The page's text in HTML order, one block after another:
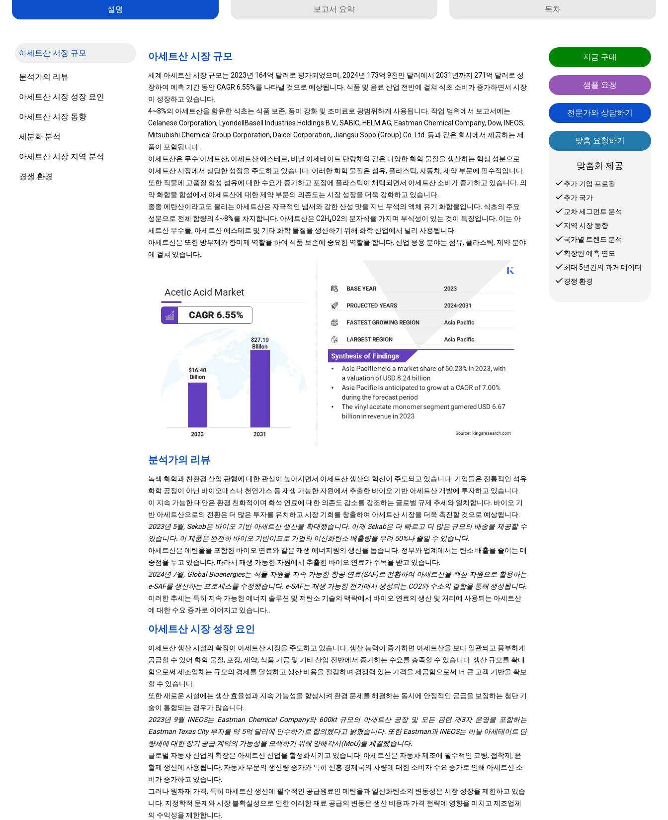
설명 보고서 요약 목차
아세트산 시장 규모
분석가의 리뷰
아세트산 시장 성장 요인
아세트산 시장 동향
세분화 분석
아세트산 시장 지역 분석
경쟁 환경
아세트산 시장 규모
세계 아세트산 시장 규모는 2023년 164억 달러로 평가되었으며, 2024년 173억 9천만 달러에서 2031년까지 271억 달러로 성
장하여 예측 기간 동안 CAGR 6.55%를 나타낼 것으로 예상됩니다. 식품 및 음료 산업 전반에 걸쳐 식초 소비가 증가하면서 시장
이 성장하고 있습니다.
4~8%의 아세트산을 함유한 식초는 식품 보존, 풍미 강화 및 조미료로 광범위하게 사용됩니다. 작업 범위에서 보고서에는
Celanese Corporation, LyondellBasell Industries Holdings B.V., SABIC, HELM AG, Eastman Chemical Company, Dow, INEOS,
Mitsubishi Chemical Group Corporation, Daicel Corporation, Jiangsu Sopo (Group) Co. Ltd. 등과 같은 회사에서 제공하는 제
품이 포함됩니다.
아세트산은 무수 아세트산, 아세트산 에스테르, 비닐 아세테이트 단량체와 같은 다양한 화학 물질을 생산하는 핵심 성분으로
아세트산 시장에서 상당한 성장을 주도하고 있습니다. 이러한 화학 물질은 섬유, 플라스틱, 자동차, 제약 부문에 필수적입니다.
또한 직물에 고품질 합성 섬유에 대한 수요가 증가하고 포장에 플라스틱이 채택되면서 아세트산 소비가 증가하고 있습니다. 의
약 화합물 합성에서 아세트산에 대한 제약 부문의 의존도는 시장 성장을 더욱 강화하고 있습니다.
종종 에탄산이라고도 불리는 아세트산은 자극적인 냄새와 강한 산성 맛을 지닌 무색의 액체 유기 화합물입니다. 식초의 주요
성분으로 전체 함량의 4~8%를 차지합니다. 아세트산은 C2H₄O2의 분자식을 가지며 부식성이 있는 것이 특징입니다. 이는 아
세트산 무수물, 아세트산 에스테르 및 기타 화학 물질을 생산하기 위해 화학 산업에서 널리 사용됩니다.
아세트산은 또한 방부제와 향미제 역할을 하여 식품 보존에 중요한 역할을 합니다. 산업 응용 분야는 섬유, 플라스틱, 제약 분야
에 걸쳐 있습니다.
분석가의 리뷰
녹색 화학과 친환경 산업 관행에 대한 관심이 높아지면서 아세트산 생산의 혁신이 주도되고 있습니다. 기업들은 전통적인 석유
화학 공정이 아닌 바이오매스나 천연가스 등 재생 가능한 자원에서 추출한 바이오 기반 아세트산 개발에 투자하고 있습니다.
이 지속 가능한 대안은 환경 친화적이며 화석 연료에 대한 의존도 감소를 강조하는 글로벌 규제 추세와 일치합니다. 바이오 기
반 아세트산으로의 전환은 더 많은 투자를 유치하고 시장 기회를 창출하여 아세트산 시장을 더욱 촉진할 것으로 예상됩니다.
2023년 5월, Sekab은 바이오 기반 아세트산 생산을 확대했습니다. 이제 Sekab은 더 빠르고 더 많은 규모의 배송을 제공할 수
있습니다. 이 제품은 완전히 바이오 기반이므로 기업의 이산화탄소 배출량을 무려 50%나 줄일 수 있습니다.
아세트산은 에탄올을 포함한 바이오 연료와 같은 재생 에너지원의 생산을 돕습니다. 정부와 업계에서는 탄소 배출을 줄이는 데
중점을 두고 있습니다. 따라서 재생 가능한 자원에서 추출한 바이오 연료가 주목을 받고 있습니다.
2024년 7월, Global Bioenergies는 식물 자원을 지속 가능한 항공 연료(SAF)로 전환하여 아세트산을 핵심 자원으로 활용하는
e-SAF를 생산하는 프로세스를 수정했습니다. e-SAF는 재생 가능한 전기에서 생성되는 CO2와 수소의 결합을 통해 생성됩니다.
이러한 추세는 특히 지속 가능한 에너지 솔루션 및 저탄소 기술의 맥락에서 바이오 연료의 생산 및 처리에 사용되는 아세트산
에 대한 수요 증가로 이어지고 있습니다. .
아세트산 시장 성장 요인
아세트산 생산 시설의 확장이 아세트산 시장을 주도하고 있습니다. 생산 능력이 증가하면 아세트산을 보다 일관되고 풍부하게
공급할 수 있어 화학 물질, 포장, 제약, 식품 가공 및 기타 산업 전반에서 증가하는 수요를 충족할 수 있습니다. 생산 규모를 확대
함으로써 제조업체는 규모의 경제를 달성하고 생산 비용을 절감하며 경쟁력 있는 가격을 제공함으로써 더 큰 고객 기반을 확보
할 수 있습니다.
또한 새로운 시설에는 생산 효율성과 지속 가능성을 향상시켜 환경 문제를 해결하는 동시에 안정적인 공급을 보장하는 첨단 기
술이 통합되는 경우가 많습니다.
2023년 9월 INEOS는 Eastman Chemical Company와 600kt 규모의 아세트산 공장 및 모든 관련 제3자 운영을 포함하는
Eastman Texas City 부지를 약 5억 달러에 인수하기로 합의했다고 밝혔습니다. 또한 Eastman과 INEOS는 비닐 아세테이트 단
량체에 대한 장기 공급 계약의 가능성을 모색하기 위해 양해각서(MoU)를 체결했습니다.
글로벌 자동차 산업의 확장은 아세트산 산업을 활성화시키고 있습니다. 아세트산은 자동차 제조에 필수적인 코팅, 접착제, 윤
활제 생산에 사용됩니다. 자동차 부문의 생산량 증가와 특히 신흥 경제국의 차량에 대한 소비자 수요 증가로 인해 아세트산 소
비가 증가하고 있습니다.
그러나 원자재 가격, 특히 아세트산 생산에 필수적인 공급원료인 메탄올과 일산화탄소의 변동성은 시장 성장을 제한하고 있습
니다. 지정학적 문제와 시장 불확실성으로 인한 이러한 재료 공급의 변동은 생산 비용과 가격 전략에 영향을 미치고 제조업체
의 수익성을 제한합니다.
지금 구매
샘플 요청
전문가와 상담하기
맞춤 요청하기
맞춤화 제공
추가 기업 프로필
추가 국가
교차 세그먼트 분석
지역 시장 동향
국가별 트렌드 분석
확장된 예측 연도
최대 5년간의 과거 데이터
경쟁 환경